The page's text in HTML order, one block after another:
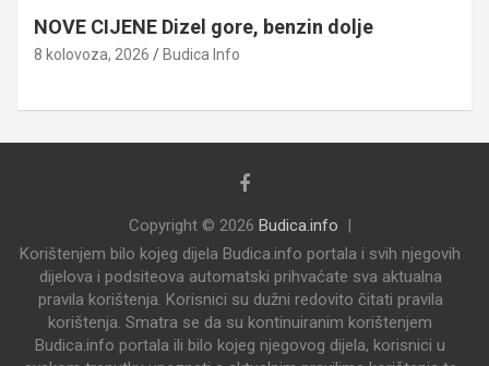
NOVE CIJENE Dizel gore, benzin dolje
8 kolovoza, 2026 Budica Info
Copyright © 2026 Budica.info
Korištenjem bilo kojeg dijela Budica.info portala i svih njegovih
dijelova i podsiteova automatski prihvaćate sva aktualna
pravila korištenja. Korisnici su dužni redovito čitati pravila
korištenja. Smatra se da su kontinuiranim korištenjem
Budica.info portala ili bilo kojeg njegovog dijela, korisnici u